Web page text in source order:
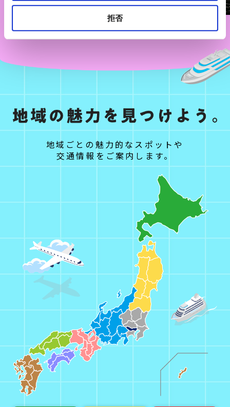
拒否
地域ごとの魅力的なスポットや
交通情報をご案内します。